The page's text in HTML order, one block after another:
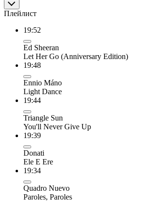
Плейлист
19:52
Ed Sheeran
Let Her Go (Anniversary Edition)
19:48
Ennio Máno
Light Dance
19:44
Triangle Sun
You'll Never Give Up
19:39
Donati
Ele E Ere
19:34
Quadro Nuevo
Paroles, Paroles